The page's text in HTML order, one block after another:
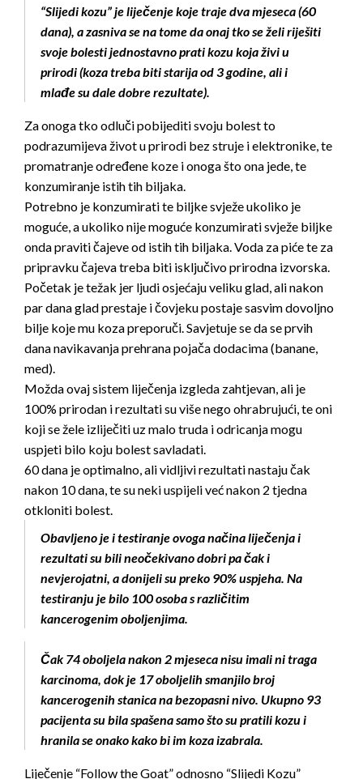
“Slijedi kozu” je liječenje koje traje dva mjeseca (60
dana), a zasniva se na tome da onaj tko se želi riješiti
svoje bolesti jednostavno prati kozu koja živi u
prirodi (koza treba biti starija od 3 godine, ali i
mlađe su dale dobre rezultate).
Za onoga tko odluči pobijediti svoju bolest to
podrazumijeva život u prirodi bez struje i elektronike, te
promatranje određene koze i onoga što ona jede, te
konzumiranje istih tih biljaka.
Potrebno je konzumirati te biljke svježe ukoliko je
moguće, a ukoliko nije moguće konzumirati svježe biljke
onda praviti čajeve od istih tih biljaka. Voda za piće te za
pripravku čajeva treba biti isključivo prirodna izvorska.
Početak je težak jer ljudi osjećaju veliku glad, ali nakon
par dana glad prestaje i čovjeku postaje sasvim dovoljno
bilje koje mu koza preporuči. Savjetuje se da se prvih
dana navikavanja prehrana pojača dodacima (banane,
med).
Možda ovaj sistem liječenja izgleda zahtjevan, ali je
100% prirodan i rezultati su više nego ohrabrujući, te oni
koji se žele izliječiti uz malo truda i odricanja mogu
uspjeti bilo koju bolest savladati.
60 dana je optimalno, ali vidljivi rezultati nastaju čak
nakon 10 dana, te su neki uspijeli već nakon 2 tjedna
otkloniti bolest.
Obavljeno je i testiranje ovoga načina liječenja i
rezultati su bili neočekivano dobri pa čak i
nevjerojatni, a donijeli su preko 90% uspjeha. Na
testiranju je bilo 100 osoba s različitim
kancerogenim oboljenjima.
Čak 74 oboljela nakon 2 mjeseca nisu imali ni traga
karcinoma, dok je 17 oboljelih smanjilo broj
kancerogenih stanica na bezopasni nivo. Ukupno 93
pacijenta su bila spašena samo što su pratili kozu i
hranila se onako kako bi im koza izabrala.
Liječenje “Follow the Goat” odnosno “Slijedi Kozu”